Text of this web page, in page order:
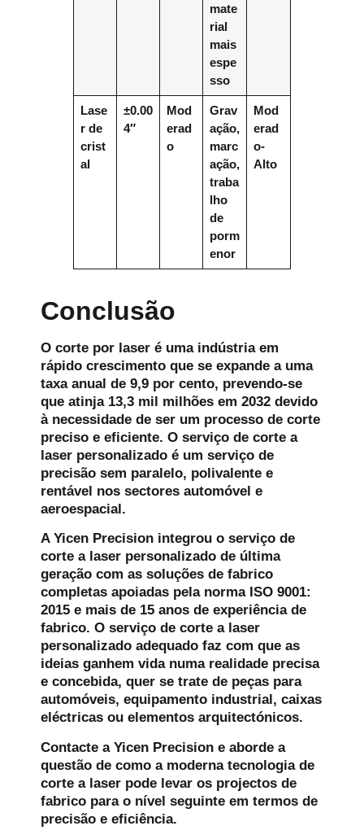
mate
rial
mais
espe
sso
Lase
r de
crist
al
±0.00
4″
Mod
erad
o
Grav
ação,
marc
ação,
traba
lho
de
porm
enor
Mod
erad
o-
Alto
Conclusão
O corte por laser é uma indústria em
rápido crescimento que se expande a uma
taxa anual de 9,9 por cento, prevendo-se
que atinja 13,3 mil milhões em 2032 devido
à necessidade de ser um processo de corte
preciso e eficiente. O serviço de corte a
laser personalizado é um serviço de
precisão sem paralelo, polivalente e
rentável nos sectores automóvel e
aeroespacial.
A Yicen Precision integrou o serviço de
corte a laser personalizado de última
geração com as soluções de fabrico
completas apoiadas pela norma ISO 9001:
2015 e mais de 15 anos de experiência de
fabrico. O serviço de corte a laser
personalizado adequado faz com que as
ideias ganhem vida numa realidade precisa
e concebida, quer se trate de peças para
automóveis, equipamento industrial, caixas
eléctricas ou elementos arquitectónicos.
Contacte a Yicen Precision e aborde a
questão de como a moderna tecnologia de
corte a laser pode levar os projectos de
fabrico para o nível seguinte em termos de
precisão e eficiência.